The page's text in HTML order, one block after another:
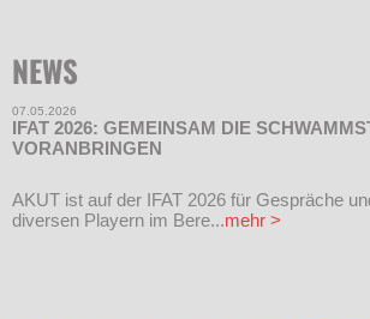
NEWS
07.05.2026
IFAT 2026: GEMEINSAM DIE
VORANBRINGEN
AKUT ist auf der IFAT 2026 für Gespräche
diversen Playern im Bere...mehr >